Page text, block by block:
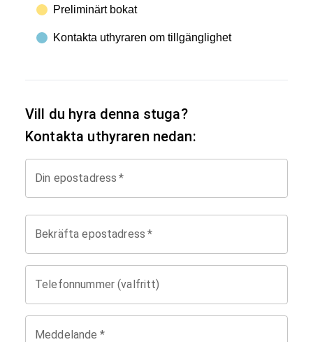
Preliminärt bokat
Kontakta uthyraren om tillgänglighet
Vill du hyra denna stuga?
Kontakta uthyraren nedan:
Din epostadress *
Bekräfta epostadress *
Telefonnummer (valfritt)
Meddelande *